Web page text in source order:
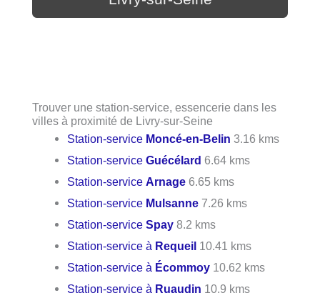
Trouver une station-service, essencerie dans les
villes à proximité de Livry-sur-Seine
Station-service Moncé-en-Belin 3.16 kms
Station-serviceGuécélard 6.64 kms
Station-serviceArnage 6.65 kms
Station-service Mulsanne 7.26 kms
Station-serviceSpay 8.2 kms
Station-service à Requeil 10.41 kms
Station-service à Écommoy 10.62 kms
Station-service à Ruaudin 10.9 kms